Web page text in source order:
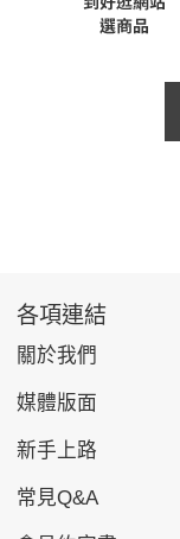
各項連結
關於我們
媒體版面
新手上路
常見Q&A